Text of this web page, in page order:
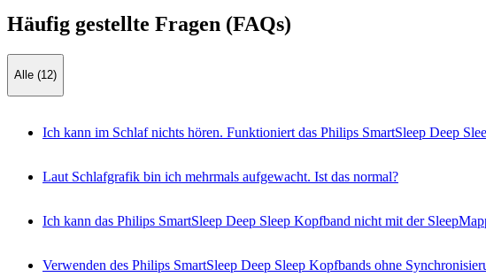
Häufig gestellte Fragen (FAQs)
Alle (12)
Ich kann im Schlaf nichts hören. Funktioniert das Philips SmartSleep Deep
Laut Schlafgrafik bin ich mehrmals aufgewacht. Ist das normal?
Ich kann das Philips SmartSleep Deep Sleep Kopfband nicht mit der
Verwenden des Philips SmartSleep Deep Sleep Kopfbands ohne